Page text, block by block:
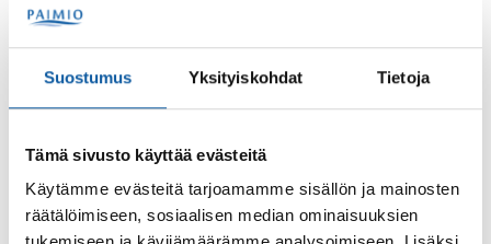
Suostumus Yksityiskohdat Tietoja
Tämä sivusto käyttää evästeitä
Käytämme evästeitä tarjoamamme sisällön ja mainosten
räätälöimiseen, sosiaalisen median ominaisuuksien
Ravintola Toivo palvelee ravintolasalissa. Lisäksi Kahvila
Pikku-Toivo (parantolasiiven alakerrassa) on avoinna
lauantaina klo 13 – 22 .